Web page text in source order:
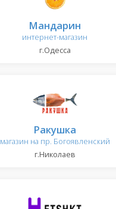
Мандарин
интернет-магазин
г.Одесса
Ракушка
магазин на пр. Богоявленский
г.Николаев